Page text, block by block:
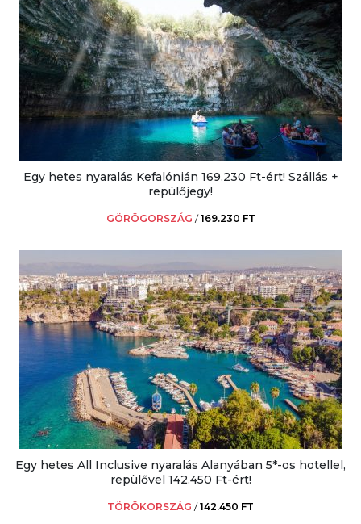
Egy hetes nyaralás Kefalónián 169.230 Ft-ért! Szállás +
repülőjegy!
GÖRÖGORSZÁG /169.230 FT
Egy hetes All Inclusive nyaralás Alanyában 5*-os hotellel,
repülővel 142.450 Ft-ért!
TÖRÖKORSZÁG /142.450 FT